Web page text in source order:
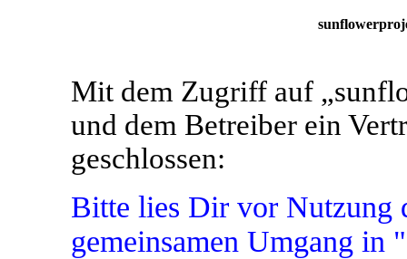
Mit dem Zugriff auf
und dem Betreiber ein
geschlossen:
Bitte lies Dir vor Nutzung
gemeinsamen Umgang in